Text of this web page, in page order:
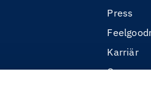
Press
Karriär
Om oss